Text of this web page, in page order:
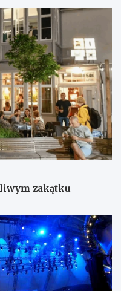
zakątku